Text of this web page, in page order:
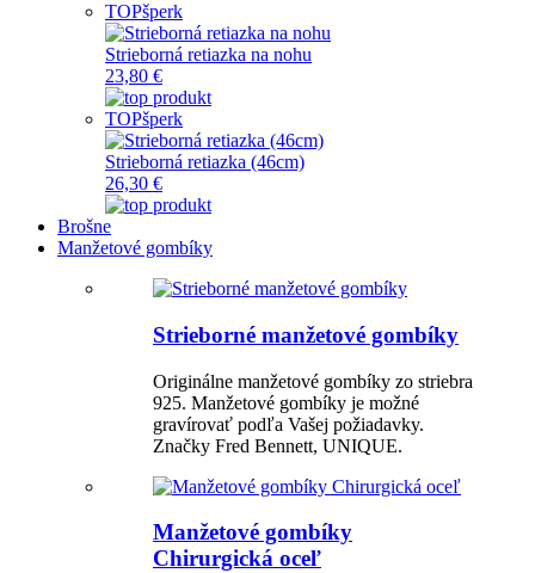
TOPšperk
Strieborná retiazka na nohu
23,80 €
TOPšperk
Strieborná retiazka (46cm)
26,30 €
Brošne
Manžetové gombíky
Strieborné manžetové gombíky
Originálne manžetové gombíky zo striebra
925. Manžetové gombíky je možné
gravírovať podľa Vašej požiadavky.
Značky Fred Bennett, UNIQUE.
Manžetové gombíky
Chirurgická oceľ